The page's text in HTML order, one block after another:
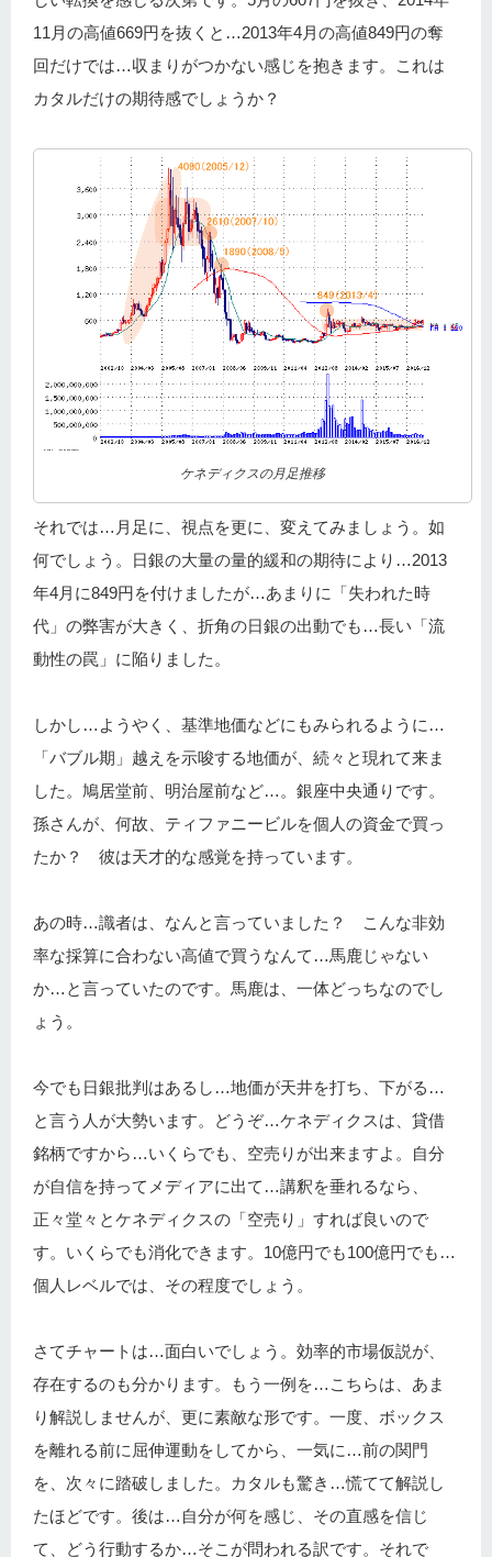
11月の高値669円を抜くと…2013年4月の高値849円の奪
回だけでは…収まりがつかない感じを抱きます。これは
カタルだけの期待感でしょうか？
ケネディクスの月足推移
それでは…月足に、視点を更に、変えてみましょう。如
何でしょう。日銀の大量の量的緩和の期待により…2013
年4月に849円を付けましたが…あまりに「失われた時
代」の弊害が大きく、折角の日銀の出動でも…長い「流
動性の罠」に陥りました。
しかし…ようやく、基準地価などにもみられるように…
「バブル期」越えを示唆する地価が、続々と現れて来ま
した。鳩居堂前、明治屋前など…。銀座中央通りです。
孫さんが、何故、ティファニービルを個人の資金で買っ
たか？ 彼は天才的な感覚を持っています。
あの時…識者は、なんと言っていました？ こんな非効
率な採算に合わない高値で買うなんて…馬鹿じゃない
か…と言っていたのです。馬鹿は、一体どっちなのでし
ょう。
今でも日銀批判はあるし…地価が天井を打ち、下がる…
と言う人が大勢います。どうぞ…ケネディクスは、貸借
銘柄ですから…いくらでも、空売りが出来ますよ。自分
が自信を持ってメディアに出て…講釈を垂れるなら、
正々堂々とケネディクスの「空売り」すれば良いので
す。いくらでも消化できます。10億円でも100億円でも…
個人レベルでは、その程度でしょう。
さてチャートは…面白いでしょう。効率的市場仮説が、
存在するのも分かります。もう一例を…こちらは、あま
り解説しませんが、更に素敵な形です。一度、ボックス
を離れる前に屈伸運動をしてから、一気に…前の関門
を、次々に踏破しました。カタルも驚き…慌てて解説し
たほどです。後は…自分が何を感じ、その直感を信じ
て、どう行動するか…そこが問われる訳です。それで